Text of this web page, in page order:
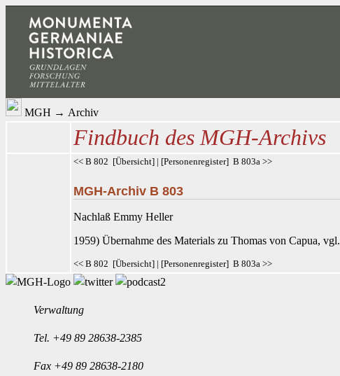
MGH → Archiv
Findbuch des MGH-Archivs
<< B 802 [Übersicht] | [Personenregister] B 803a >>
MGH-Archiv B 803
Nachlaß Emmy Heller
1959) Übernahme des Materials zu Thomas von Capua, vgl.
<< B 802 [Übersicht] | [Personenregister] B 803a >>
Verwaltung
Tel. +49 89 28638-2385
Fax +49 89 28638-2180